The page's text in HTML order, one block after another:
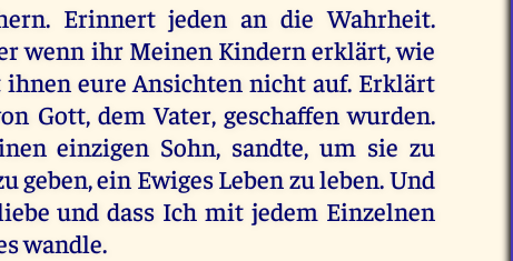
Erinnert jeden an die Wahrheit.
wenn ihr Meinen Kindern erklärt, wie
eure Ansichten nicht auf. Erklärt
Gott, dem Vater, geschaffen wurden.
einzigen Sohn, sandte, um sie zu
geben, ein Ewiges Leben zu leben. Und
und dass Ich mit jedem Einzelnen
wandle.